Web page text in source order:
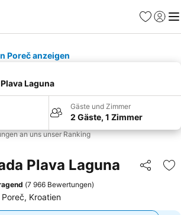
Favoriten
Poreč anzeigen
Laguna
Gäste und Zimmer
2 Gäste, 1 Zimmer
an uns unser Ranking
Plava Laguna Teilen
(7 966 Bewertungen)
Kroatien